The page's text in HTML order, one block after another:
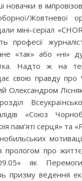
новачки в
Жовтневої
міні-серіал
професії
«так» або «ні»
Надто ж на
свою правду про
Олександром
«Союз
пам’яті серця» та
прологом про
як
призму ведення